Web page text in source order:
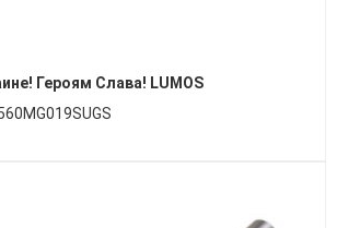
Героям Слава! LUMOS